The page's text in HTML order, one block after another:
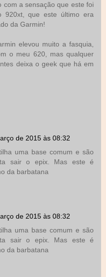
com a sensação que este foi
920xt, que este último era
da Garmin!
elevou muito a fasquia,
o meu 620, mas qualquer
deixa o geek que há em
de 2015 às 08:32
uma base comum e são
sair o epix. Mas este é
da barbatana
de 2015 às 08:32
uma base comum e são
sair o epix. Mas este é
da barbatana